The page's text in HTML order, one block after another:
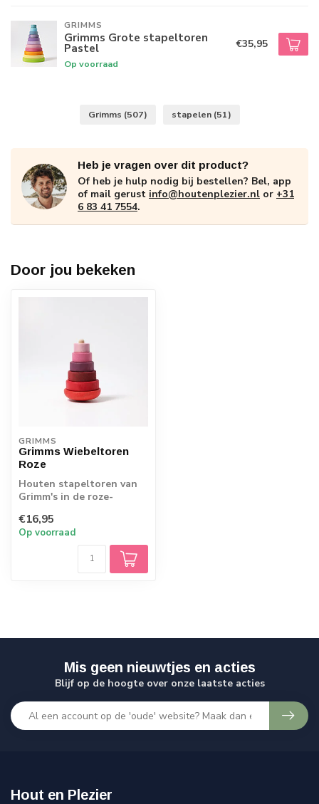
GRIMMS
Grimms Grote stapeltoren
Pastel
Op voorraad
€35,95
Grimms (507) stapelen (51)
Heb je vragen over dit product?
Of heb je hulp nodig bij bestellen? Bel, app
of mail gerust info@houtenplezier.nl or +31
6 83 41 7554.
Door jou bekeken
GRIMMS
Grimms Wiebeltoren
Roze
Houten stapeltoren van
Grimm's in de roze-
onderkant. Spele...
€16,95
Op voorraad
Mis geen nieuwtjes en acties
Blijf op de hoogte over onze laatste acties
Hout en Plezier